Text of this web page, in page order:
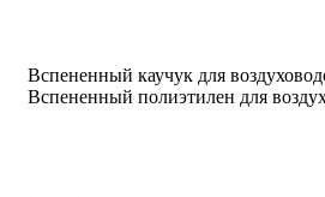
Вспененный каучук для
Вспененный полиэтилен для